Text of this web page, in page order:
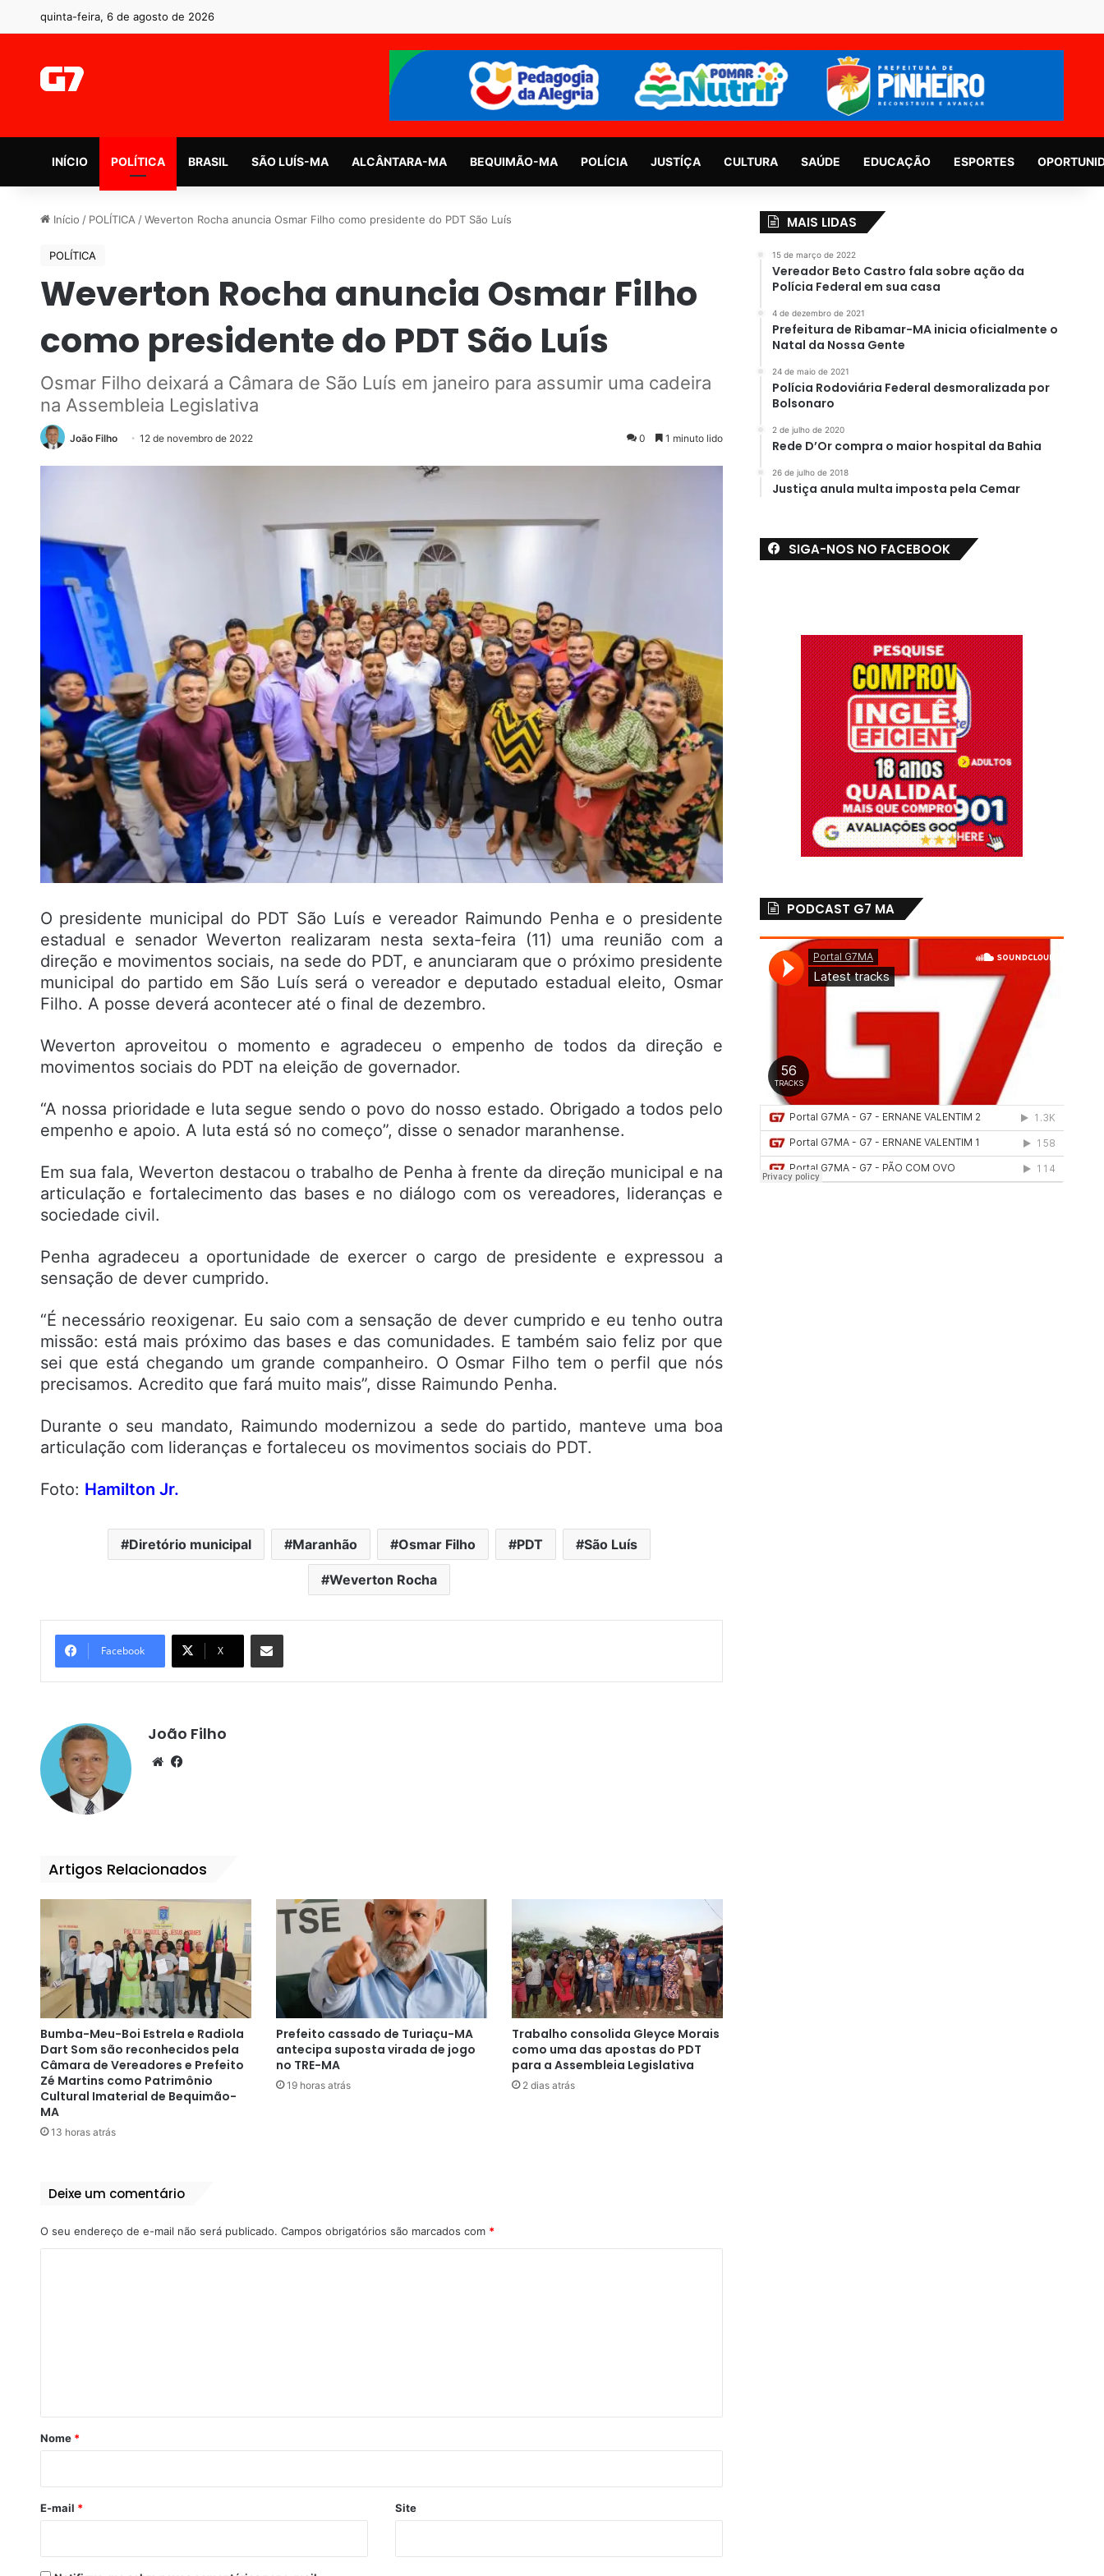
quinta-feira, 6 de agosto de 2026
INÍCIO POLÍTICA BRASIL SÃO LUÍS-MA ALCÂNTARA-MA BEQUIMÃO-MA POLÍCIA JUSTÍÇA CULTURA SAÚDE EDUCAÇÃO ESPORTES
Início / POLÍTICA / Weverton Rocha anuncia Osmar Filho como presidente do PDT São Luís
POLÍTICA
Weverton Rocha anuncia Osmar Filho
como presidente do PDT São Luís
Osmar Filho deixará a Câmara de São Luís em janeiro para assumir uma cadeira
na Assembleia Legislativa
João Filho 12 de novembro de 2022 0 1 minuto lido
O presidente municipal do PDT São Luís e vereador Raimundo Penha e o presidente
estadual e senador Weverton realizaram nesta sexta-feira (11) uma reunião com a
direção e movimentos sociais, na sede do PDT, e anunciaram que o próximo presidente
municipal do partido em São Luís será o vereador e deputado estadual eleito, Osmar
Filho. A posse deverá acontecer até o final de dezembro.
Weverton aproveitou o momento e agradeceu o empenho de todos da direção e
movimentos sociais do PDT na eleição de governador.
“A nossa prioridade e luta segue sendo o povo do nosso estado. Obrigado a todos pelo
empenho e apoio. A luta está só no começo”, disse o senador maranhense.
Em sua fala, Weverton destacou o trabalho de Penha à frente da direção municipal e na
articulação e fortalecimento das bases e no diálogo com os vereadores, lideranças e
sociedade civil.
Penha agradeceu a oportunidade de exercer o cargo de presidente e expressou a
sensação de dever cumprido.
“É necessário reoxigenar. Eu saio com a sensação de dever cumprido e eu tenho outra
missão: está mais próximo das bases e das comunidades. E também saio feliz por que
sei que está chegando um grande companheiro. O Osmar Filho tem o perfil que nós
precisamos. Acredito que fará muito mais”, disse Raimundo Penha.
Durante o seu mandato, Raimundo modernizou a sede do partido, manteve uma boa
articulação com lideranças e fortaleceu os movimentos sociais do PDT.
Foto: Hamilton Jr.
Diretório municipal Maranhão Osmar Filho PDT São Luís
Weverton Rocha
Facebook X
Compartilhar por e-mail
João Filho
We
Artigos Relacionados
Bumba-Meu-Boi Estrela e Radiola
Dart Som são reconhecidos pela
Câmara de Vereadores e Prefeito
Zé Martins como Patrimônio
Cultural Imaterial de Bequimão-
MA
13 horas atrás
Prefeito cassado de Turiaçu-MA
antecipa suposta virada de jogo
no TRE-MA
19 horas atrás
Trabalho consolida Gleyce Morais
como uma das apostas do PDT
para a Assembleia Legislativa
2 dias atrás
Deixe um comentário
O seu endereço de e-mail não será publicado. Campos obrigatórios são marcados com *
r
*
Nome *
E-mail * Site
MAIS LIDAS
15 de março de 2022
Vereador Beto Castro fala sobre ação da
Polícia Federal em sua casa
4 de dezembro de 2021
Prefeitura de Ribamar-MA inicia oficialmente o
Natal da Nossa Gente
24 de maio de 2021
Polícia Rodoviária Federal desmoralizada por
Bolsonaro
2 de julho de 2020
Rede D’Or compra o maior hospital da Bahia
26 de julho de 2018
Justiça anula multa imposta pela Cemar
SIGA-NOS NO FACEBOOK
PODCAST G7 MA